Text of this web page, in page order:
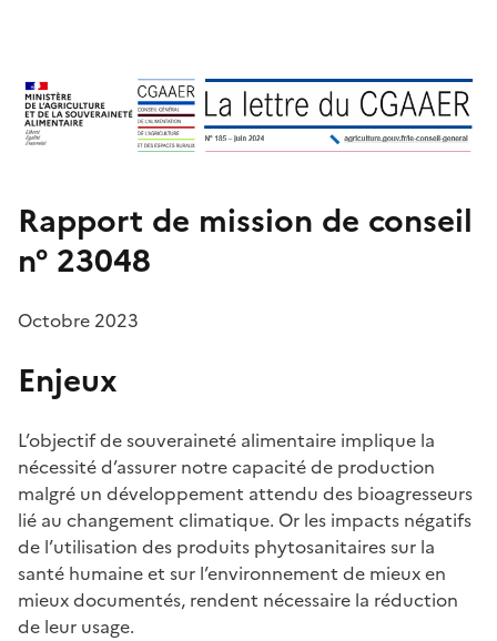
Rapport de mission de conseil
n° 23048
Octobre 2023
Enjeux
L’objectif de souveraineté alimentaire implique la
nécessité d’assurer notre capacité de production
malgré un développement attendu des bioagresseurs
lié au changement climatique. Or les impacts négatifs
de l’utilisation des produits phytosanitaires sur la
santé humaine et sur l’environnement de mieux en
mieux documentés, rendent nécessaire la réduction
de leur usage.